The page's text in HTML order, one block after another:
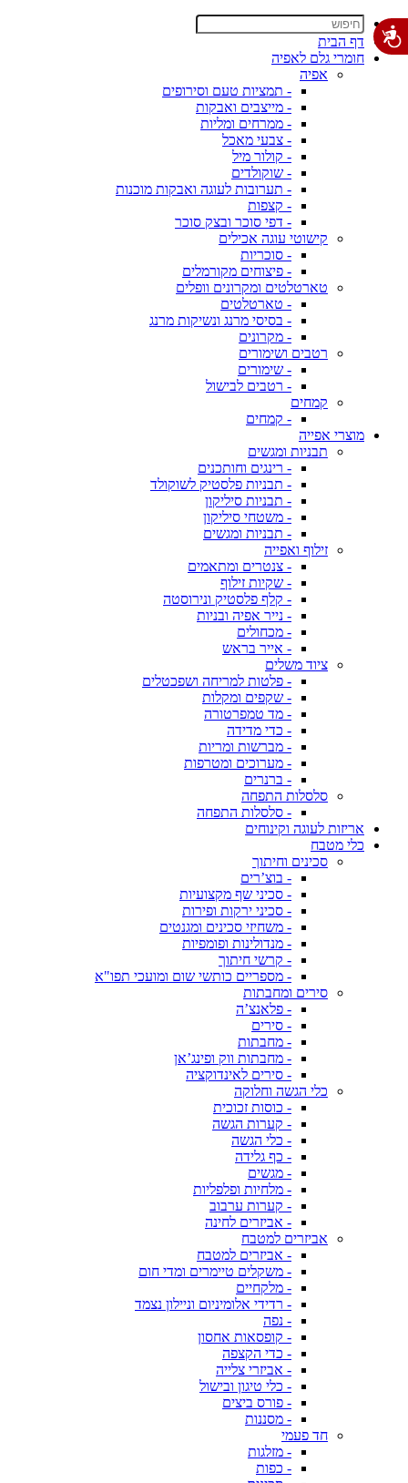
דף הבית
חומרי גלם לאפיה
אפיה
- תמציות טעם וסירופים
- מייצבים ואבקות
- ממרחים ומליות
- צבעי מאכל
- קולור מיל
- שוקולדים
- תערובות לעוגה ואבקות מוכנות
- קצפות
- דפי סוכר ובצק סוכר
קישוטי עוגה אכילים
- סוכריות
- פיצוחים מקורמלים
טארטלטים ומקרונים וופלים
- טארטלטים
- בסיסי מרנג ונשיקות מרנג
- מקרונים
רטבים ושימורים
- שימורים
- רטבים לבישול
קמחים
- קמחים
מוצרי אפייה
תבניות ומגשים
- רינגים וחותכנים
- תבניות פלסטיק לשוקולד
- תבניות סיליקון
- משטחי סיליקון
- תבניות ומגשים
זילוף ואפייה
- צנטרים ומתאמים
- שקיות זילוף
- קלף פלסטיק ונירוסטה
- נייר אפיה ובניות
- מכחולים
- אייר בראש
ציוד משלים
- פלטות למריחה ושפכטלים
- שקפים ומקלות
- מד טמפרטורה
- כדי מדידה
- מברשות ומריות
- מערוכים ומטרפות
- ברנרים
סלסלות התפחה
- סלסלות התפחה
אריזות לעוגה וקינוחים
כלי מטבח
סכינים וחיתוך
- בוצ’רים
- סכיני שף מקצועיות
- סכיני ירקות ופירות
- משחיזי סכינים ומגנטים
- מנדולינות ופומפיות
- קרשי חיתוך
- מספריים כותשי שום ומועכי תפו"א
סירים ומחבתות
- פלאנצ’ה
- סירים
- מחבתות
- מחבתות ווק ופינג’אן
- סירים לאינדוקציה
כלי הגשה וחלוקה
- כוסות זכוכית
- קערות הגשה
- כלי הגשה
- כף גלידה
- מגשים
- מלחיות ופלפליות
- קערות ערבוב
- אביזרים לחינה
אביזרים למטבח
- אביזרים למטבח
- משקלים טיימרים ומדי חום
- מלקחיים
- רדידי אלומיניום וניילון נצמד
- נפה
- קופסאות אחסון
- כדי הקצפה
- אביזרי צלייה
- כלי טיגון ובישול
- פורס ביצים
- מסננות
חד פעמי
- מזלגות
- כפות